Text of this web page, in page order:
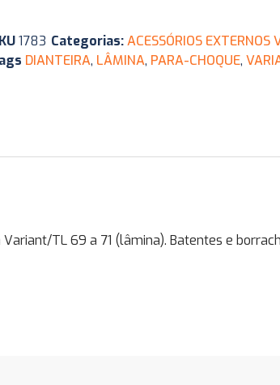
1783 Categorias:ACESSÓRIOS EXTERNOS
DIANTEIRA, LÂMINA, PARA-CHOQUE,
Variant/TL 69 a 71 (lâmina). Batentes e